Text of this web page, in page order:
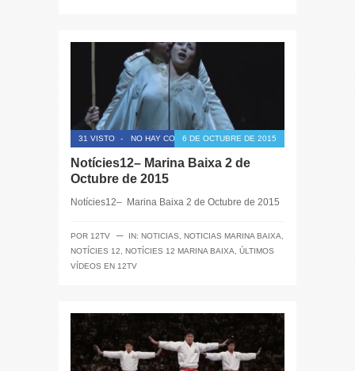
31 VISTO - NO HAY COMENTARIOS6 DE OCTUBRE DE 2015
Notícies12– Marina Baixa 2 de
Octubre de 2015
Notícies12– Marina Baixa 2 de Octubre de 2015
POR 12TV ─ IN: NOTICIAS, NOTICIAS MARINA BAIXA,
NOTÍCIES 12, NOTÍCIES 12 MARINA BAIXA, ÚLTIMOS
VÍDEOS EN 12TV